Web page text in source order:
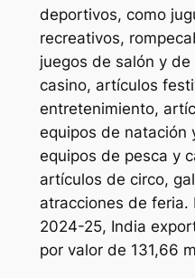
deportivos, como
recreativos,
juegos de salón y
casino, artículos
entretenimiento,
equipos de natación
equipos de pesca y
artículos de circo,
atracciones de feria.
2024-25, India
por valor de 131,66